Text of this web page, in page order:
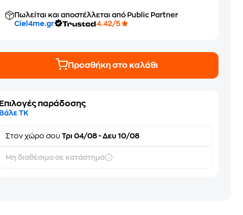
Πωλείται και αποστέλλεται από Public Partner
Ciel4me.gr
4.42/5
Προσθήκη στο καλάθι
Επιλογές παράδοσης
Βάλε ΤΚ
Στονχώρο σου Τρι 04/08 - Δευ 10/08
Μη διαθέσιμο σε κατάστημα